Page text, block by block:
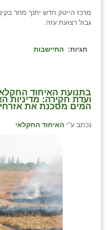
מרכז הייטק חדש יחנך מחר
גבול רצועת עזה.
תגיות: התיישבות
⁨בתנועת האיחוד
ועדת חקירה: מדיניות
המים מסכנת את
נכתב ע"י האיחוד החקלאי
מנחמיה
ניר צבי